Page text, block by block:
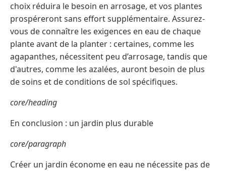
choix réduira le besoin en arrosage, et vos plantes
prospéreront sans effort supplémentaire. Assurez-
vous de connaître les exigences en eau de chaque
plante avant de la planter : certaines, comme les
agapanthes, nécessitent peu d’arrosage, tandis que
d'autres, comme les azalées, auront besoin de plus
de soins et de conditions de sol spécifiques.
core/heading
En conclusion : un jardin plus durable
core/paragraph
Créer un jardin économe en eau ne nécessite pas de